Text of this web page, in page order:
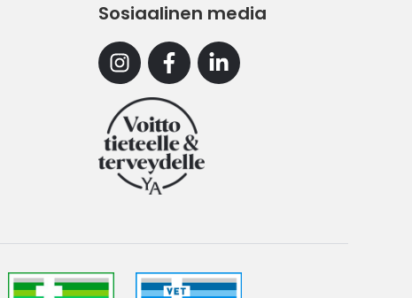
Sosiaalinen media
InstagramFacebookLinkedin